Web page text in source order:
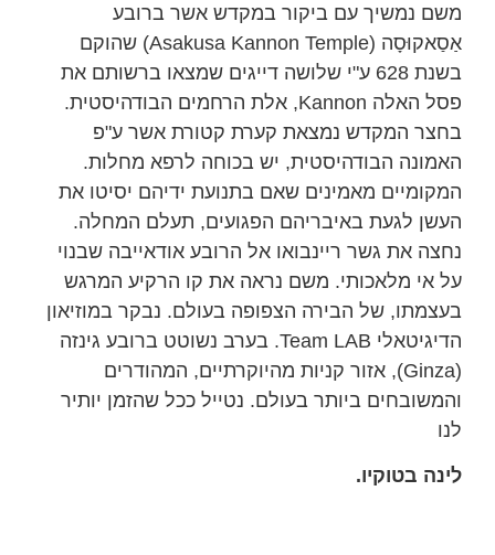
משם נמשיך עם ביקור במקדש אשר ברובע
אַסַאקוּסָה (Asakusa Kannon Temple) שהוקם
בשנת 628 ע"י שלושה דייגים שמצאו ברשותם את
פסל האלה Kannon, אלת הרחמים הבודהיסטית.
בחצר המקדש נמצאת קערת קטורת אשר ע"פ
האמונה הבודהיסטית, יש בכוחה לרפא מחלות.
המקומיים מאמינים שאם בתנועת ידיהם יסיטו את
העשן לגעת באיבריהם הפגועים, תעלם המחלה.
נחצה את גשר ריינבואו אל הרובע אודאייבה שבנוי
על אי מלאכותי. משם נראה את קו הרקיע המרגש
בעצמתו, של הבירה הצפופה בעולם. נבקר במוזיאון
הדיגיטאלי Team LAB. בערב נשוטט ברובע גינזה
(Ginza), אזור קניות מהיוקרתיים, המהודרים
והמשובחים ביותר בעולם. נטייל ככל שהזמן יותיר
לנו
לינה בטוקיו.